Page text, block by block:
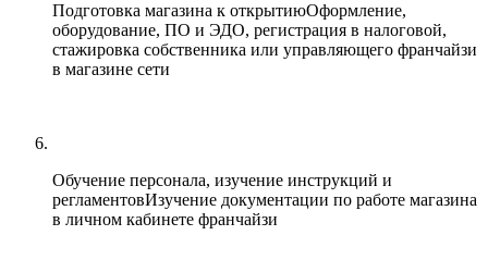
Подготовка магазина к открытиюОформление,
оборудование, ПО и ЭДО, регистрация в налоговой,
стажировка собственника или управляющего франчайзи
в магазине сети
Обучение персонала, изучение инструкций и
регламентовИзучение документации по работе магазина
в личном кабинете франчайзи